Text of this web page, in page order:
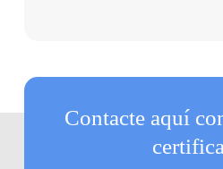
Contacte aquí